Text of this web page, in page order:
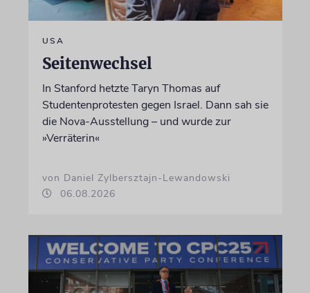
USA
Seitenwechsel
In Stanford hetzte Taryn Thomas auf
Studentenprotesten gegen Israel. Dann sah sie
die Nova-Ausstellung – und wurde zur
»Verräterin«
von Daniel Zylbersztajn-Lewandowski
06.08.2026